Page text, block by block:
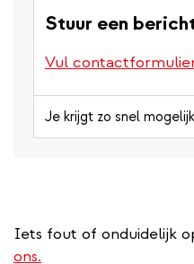
Stuur een
Vul
Je krijgt zo snel
Iets fout of onduidelijk
ons.